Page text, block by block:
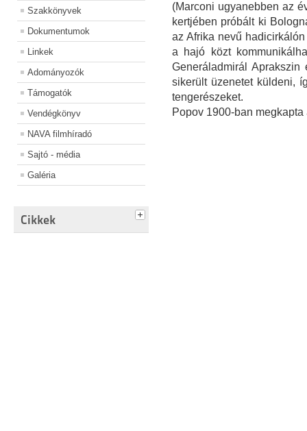
Szakkönyvek
Dokumentumok
Linkek
Adományozók
Támogatók
Vendégkönyv
NAVA filmhíradó
Sajtó - média
Galéria
Cikkek
(Marconi ugyanebben az
kertjében próbált ki
az Afrika nevű
a hajó közt
Generáladmirál
sikerült üzenetet küldeni,
tengerészeket.
Popov 1900-ban